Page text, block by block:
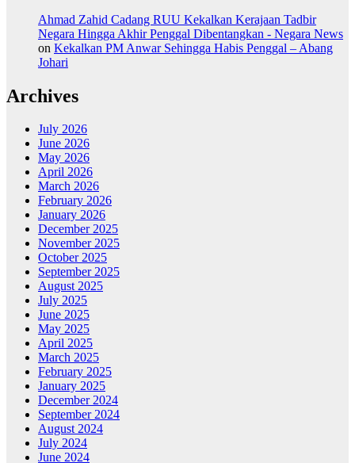
Ahmad Zahid Cadang RUU Kekalkan Kerajaan Tadbir
Negara Hingga Akhir Penggal Dibentangkan - Negara News
on Kekalkan PM Anwar Sehingga Habis Penggal – Abang
Johari
Archives
July 2026
June 2026
May 2026
April 2026
March 2026
February 2026
January 2026
December 2025
November 2025
October 2025
September 2025
August 2025
July 2025
June 2025
May 2025
April 2025
March 2025
February 2025
January 2025
December 2024
September 2024
August 2024
July 2024
June 2024